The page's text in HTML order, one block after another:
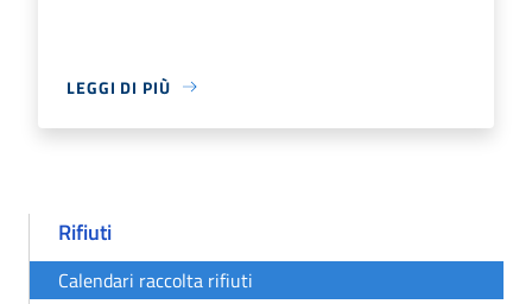
LEGGI DI PIÙ
Rifiuti
Calendari raccolta rifiuti